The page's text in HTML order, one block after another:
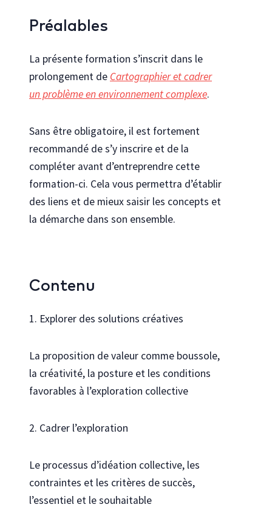
Préalables
La présente formation s’inscrit dans le
prolongement de Cartographier et cadrer
un problème en environnement complexe.
Sans être obligatoire, il est fortement
recommandé de s’y inscrire et de la
compléter avant d’entreprendre cette
formation-ci. Cela vous permettra d’établir
des liens et de mieux saisir les concepts et
la démarche dans son ensemble.
Contenu
1. Explorer des solutions créatives
La proposition de valeur comme boussole,
la créativité, la posture et les conditions
favorables à l’exploration collective
2. Cadrer l’exploration
Le processus d’idéation collective, les
contraintes et les critères de succès,
l’essentiel et le souhaitable